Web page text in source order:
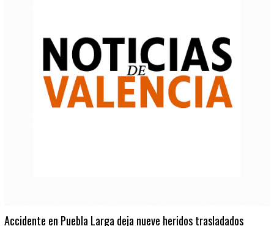
Accidente en Puebla Larga deja nueve heridos trasladados